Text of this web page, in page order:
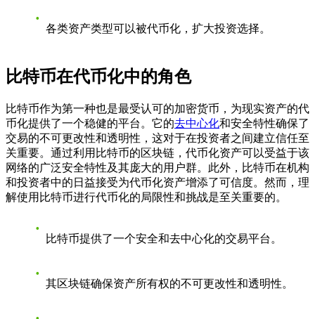
各类资产类型可以被代币化，扩大投资选择。
比特币在代币化中的角色
比特币作为第一种也是最受认可的加密货币，为现实资产的代
币化提供了一个稳健的平台。它的去中心化和安全特性确保了
交易的不可更改性和透明性，这对于在投资者之间建立信任至
关重要。通过利用比特币的区块链，代币化资产可以受益于该
网络的广泛安全特性及其庞大的用户群。此外，比特币在机构
和投资者中的日益接受为代币化资产增添了可信度。然而，理
解使用比特币进行代币化的局限性和挑战是至关重要的。
比特币提供了一个安全和去中心化的交易平台。
其区块链确保资产所有权的不可更改性和透明性。